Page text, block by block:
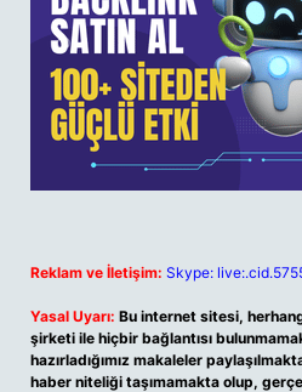
Reklam ve İletişim: Skype:
Yasal Uyarı: Bu internet sitesi,
şirketi ile hiçbir bağlantısı
hazırladığımız makaleler
haber niteliği taşımamakta olup,